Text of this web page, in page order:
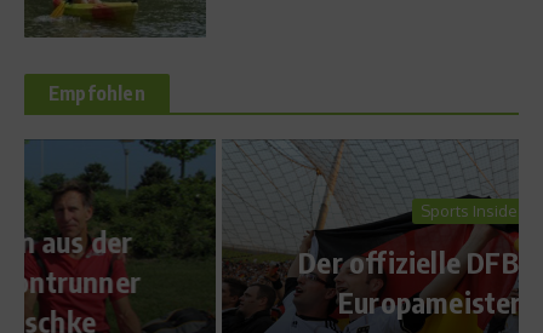
Empfohlen
Sports Inside
Der offizielle DFB-Song zur
Europameisterschaft